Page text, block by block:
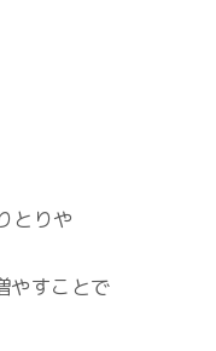
とりや
やすことで